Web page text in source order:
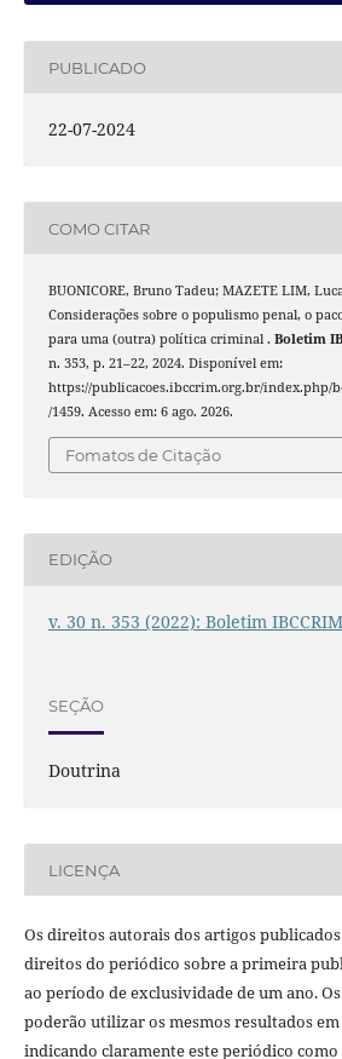
PUBLICADO
22-07-2024
COMO CITAR
BUONICORE, Bruno Tadeu; MAZETE LIM,
Considerações sobre o populismo penal, o
para uma (outra) política criminal . Boletim
n. 353, p. 21–22, 2024. Disponível em:
https://publicacoes.ibccrim.org.br/index.php/
/1459. Acesso em: 6 ago. 2026.
Fomatos de Citação
EDIÇÃO
v. 30 n. 353 (2022): Boletim
SEÇÃO
Doutrina
LICENÇA
Os direitos autorais dos artigos
direitos do periódico sobre a primeira
ao período de exclusividade de um ano.
poderão utilizar os mesmos resultados
indicando claramente este periódico